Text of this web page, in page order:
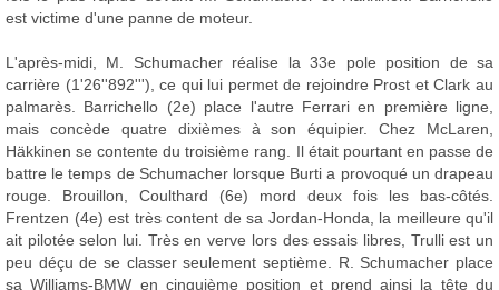
est victime d'une panne de moteur.
L'après-midi, M. Schumacher réalise la 33e pole position de sa
carrière (1'26''892'''), ce qui lui permet de rejoindre Prost et Clark au
palmarès. Barrichello (2e) place l'autre Ferrari en première ligne,
mais concède quatre dixièmes à son équipier. Chez McLaren,
Häkkinen se contente du troisième rang. Il était pourtant en passe de
battre le temps de Schumacher lorsque Burti a provoqué un drapeau
rouge. Brouillon, Coulthard (6e) mord deux fois les bas-côtés.
Frentzen (4e) est très content de sa Jordan-Honda, la meilleure qu'il
ait pilotée selon lui. Très en verve lors des essais libres, Trulli est un
peu déçu de se classer seulement septième. R. Schumacher place
sa Williams-BMW en cinquième position et prend ainsi la tête du